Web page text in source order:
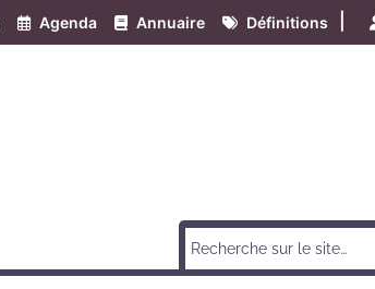
Agenda Annuaire Définitions